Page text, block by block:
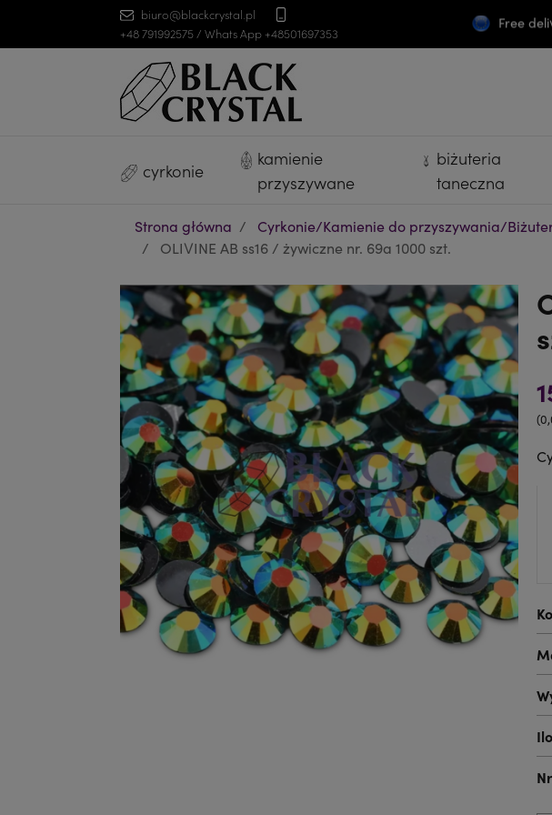
biuro@blackcrystal.pl
+48 791992575 / Whats App +48501697353
Free
cyrkonie
kamienie
przyszywane
biżuteria
taneczna
Strona główna Cyrkonie/Kamienie do przyszywania/
OLIVINE AB ss16 / żywiczne nr. 69a 1000 szt.